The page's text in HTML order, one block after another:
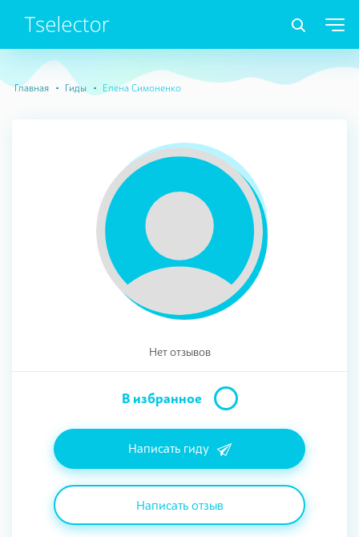
Главная Гиды Елена Симоненко
Нет отзывов
В избранное
Написать гиду
Написать отзыв